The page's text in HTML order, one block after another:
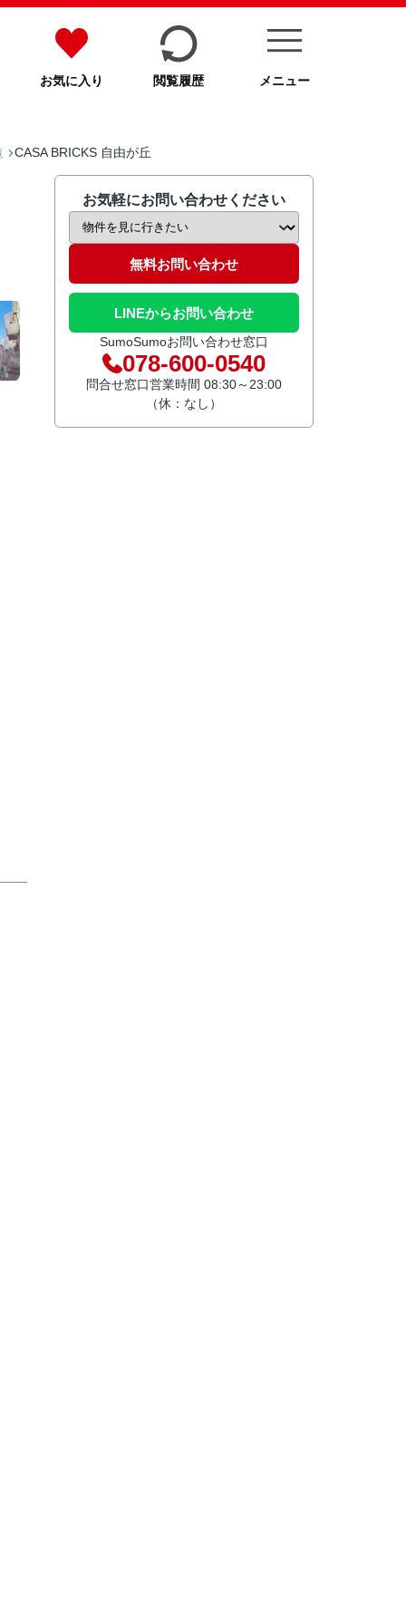
お気に入り 閲覧履歴 メニュー
CASA BRICKS 自由が丘
お気軽にお問い合わせください
無料お問い合わせ
LINEからお問い合わせ
SumoSumoお問い合わせ窓口
078-600-0540
問合せ窓口営業時間 08:30～23:00
（休：なし）